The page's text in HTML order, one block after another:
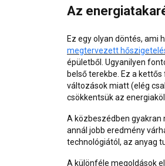
Az
Ez egy olyan döntés, ami
megtervezett
épületből. Ugyanilyen
belső terekbe. Ez a
változások miatt (elég
csökkentsük az
A közbeszédben gyakran
annál jobb eredmény
technológiától, az anyag
A különféle megoldások